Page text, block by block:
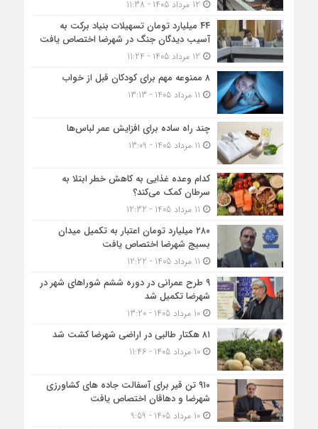
۴۴ میلیارد تومان تسهیلات بنیاد برکت به
آسیب دیدگان جنگ در شهرضا اختصاص یافت
۸ ممنوعه مهم برای کودکان قبل از خواب
چند راه ساده برای افزایش عمر لباس‌ها
کدام وعده غذایی به کاهش خطر ابتلا به
سرطان کمک می‌کند؟
۲۸۰ میلیارد تومان اعتبار به تکمیل میدان
بسیج شهرضا اختصاص یافت
۹ طرح عمرانی در دوره ششم شوراهای شهر در
شهرضا تکمیل شد
10 مرداد 1405 - 13:20
۸۱ هکتار طالبی در اراضی شهرضا کشت شد
10 مرداد 1405 - 11:46
۹۱۰ تن قیر برای آسفالت جاده های کشاورزی
شهرضا و دهاقان اختصاص یافت
10 مرداد 1405 - 9:59